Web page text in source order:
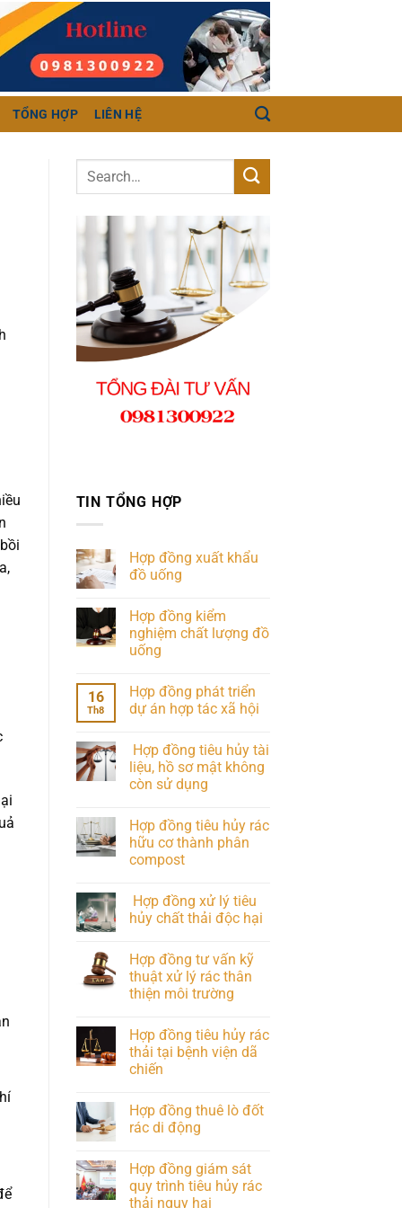
TỔNG HỢP LIÊN HỆ
TIN TỔNG HỢP
Hợp đồng xuất khẩu
đồ uống
Hợp đồng kiểm
nghiệm chất lượng đồ
uống
16
Th8
Hợp đồng phát triển
dự án hợp tác xã hội
Hợp đồng tiêu hủy tài
liệu, hồ sơ mật không
còn sử dụng
Hợp đồng tiêu hủy rác
hữu cơ thành phân
compost
Hợp đồng xử lý tiêu
hủy chất thải độc hại
Hợp đồng tư vấn kỹ
thuật xử lý rác thân
thiện môi trường
Hợp đồng tiêu hủy rác
thải tại bệnh viện dã
chiến
Hợp đồng thuê lò đốt
rác di động
Hợp đồng giám sát
quy trình tiêu hủy rác
thải nguy hại